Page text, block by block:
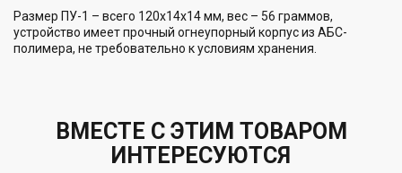
Размер ПУ-1 – всего 120х14х14 мм, вес – 56 граммов,
устройство имеет прочный огнеупорный корпус из АБС-
полимера, не требовательно к условиям хранения.
ВМЕСТЕ С ЭТИМ ТОВАРОМ
ИНТЕРЕСУЮТСЯ